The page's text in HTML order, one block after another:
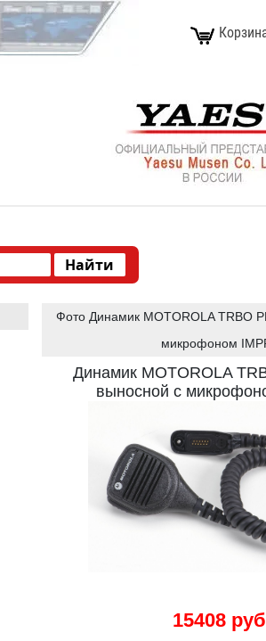
Фото Динамик MOTOROLA TRBO
микрофоном
Динамик MOTOROLA
выносной с
15408